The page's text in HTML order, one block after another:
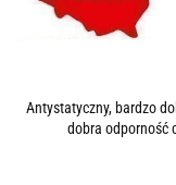
Antystatyczny, bardzo
dobra odporność